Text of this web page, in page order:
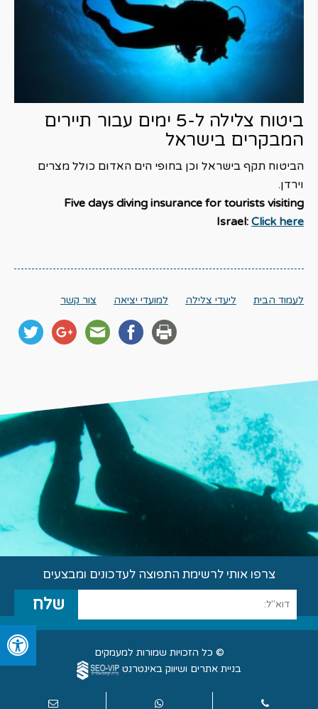
ביטוח צלילה ל-5 ימים עבור תיירים
המבקרים בישראל
הביטוח תקף בישראל וכן בחופי הים האדום כולל מצרים
וירדן.
Five days diving insurance for tourists visiting
Israel: Click here
לעמוד הבית ליעדי צלילה למועדי יציאה צור קשר
צרפו אותי לרשימת התפוצה לעדכונים ומבצעים
© כל הזכויות שמורות למעמקים
בניית אתרים ושיווק באינטרנט